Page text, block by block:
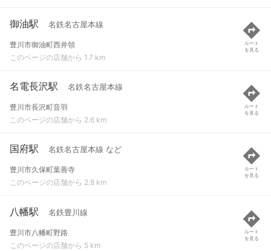
御油駅 名鉄名古屋本線
豊川市御油町西井領
このページの店舗から 1.7 km
ルート
を見る
名電長沢駅 名鉄名古屋本線
豊川市長沢町音羽
このページの店舗から 2.6 km
ルート
を見る
国府駅 名鉄名古屋本線 など
豊川市久保町葉善寺
このページの店舗から 2.8 km
ルート
を見る
八幡駅 名鉄豊川線
豊川市八幡町野路
このページの店舗から 5 km
ルート
を見る